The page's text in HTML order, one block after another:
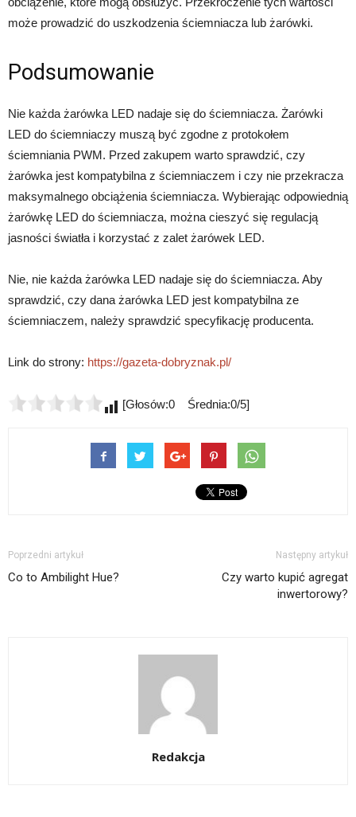
może prowadzić do uszkodzenia ściemniacza lub żarówki.
Podsumowanie
Nie każda żarówka LED nadaje się do ściemniacza. Żarówki
LED do ściemniaczy muszą być zgodne z protokołem
ściemniania PWM. Przed zakupem warto sprawdzić, czy
żarówka jest kompatybilna z ściemniaczem i czy nie przekracza
maksymalnego obciążenia ściemniacza. Wybierając odpowiednią
żarówkę LED do ściemniacza, można cieszyć się regulacją
jasności światła i korzystać z zalet żarówek LED.
Nie, nie każda żarówka LED nadaje się do ściemniacza. Aby
sprawdzić, czy dana żarówka LED jest kompatybilna ze
ściemniaczem, należy sprawdzić specyfikację producenta.
Link do strony: https://gazeta-dobryznak.pl/
[Głosów:0 Średnia:0/5]
Poprzedni artykuł
Co to Ambilight Hue?
Następny artykuł
Czy warto kupić agregat
inwertorowy?
Redakcja